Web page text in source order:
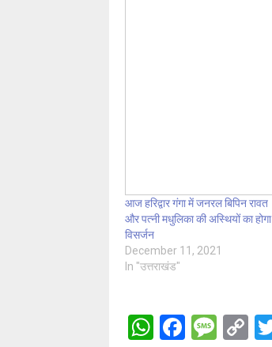
आज हरिद्वार गंगा में जनरल बिपिन रावत
और पत्नी मधुलिका की अस्थियों का होगा
विसर्जन
December 11, 2021
In "उत्तराखंड"
W F
M C